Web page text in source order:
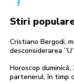
Stiri
Cristiano Bergodi,
desconsiderarea
Horoscop
partenerul, în timp